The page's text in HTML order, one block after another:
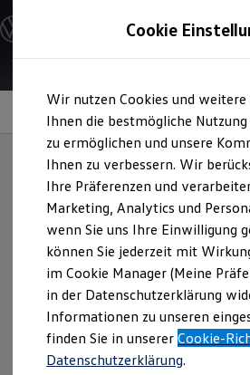
Hauptinhalt
springen
Footer
springen
Modelle und Konfigurator
Konfigurator
Modelle vergleichen
Elektroautos
ENERGY Sondermodelle
Nutzfahrzeuge
SUV und CUV
Familienautos
Kombis
Kompaktwagen
Sportwagen
Schnell verfügbare Fahrzeuge
Angebote und Produkte
Aktuelle Angebote
E-Auto-Förderung
Volkswagen Marktplatz
Die ENERGY Sondermodelle
Junge Gebrauchtwagen
Volkswagen
Elektromobilität bei
Voraussetzung für ein
Fahrzeug
Ihr Fahrzeug muss online sein und
Modus befinden, d.h. Sie müssen das
um ein Software-Update erhalten zu
Cookie
Wir nutzen Cookies und
Ihnen die bestmögliche
zu ermöglichen und unsere
Ihnen zu verbessern. Wir
Ihre Präferenzen und
Marketing, Analytics und
wenn Sie uns Ihre Einwilligung
können Sie jederzeit mit
im Cookie Manager (Meine
in der Datenschutzerklärung
Informationen zu unseren
finden Sie in unsererCookie-
Datenschutzerklärung.